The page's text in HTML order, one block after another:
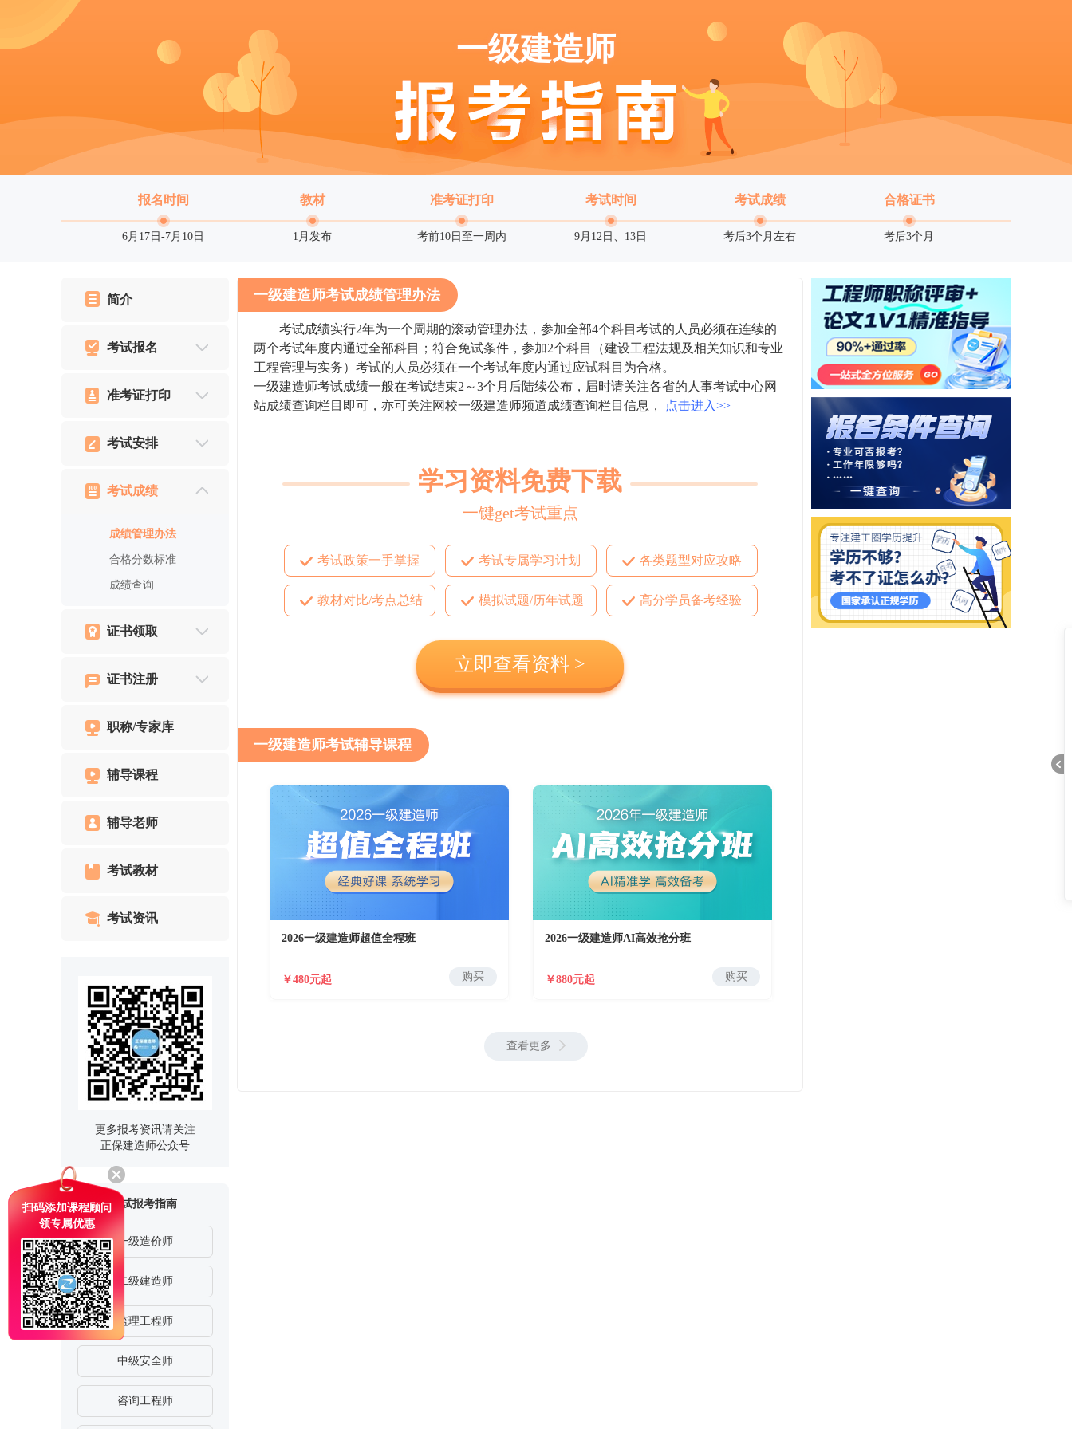
一级建造师
报名时间
6月17日-7月10日
教材
1月发布
准考证打印
考前10日至一周内
考试时间
9月12日、13日
考试成绩
考后3个月左右
合格证书
考后3个月
简介
考试报名
准考证打印
考试安排
考试成绩
成绩管理办法
合格分数标准
成绩查询
证书领取
证书注册
职称/专家库
辅导课程
辅导老师
考试教材
考试资讯
更多报考资讯请关注
正保建造师公众号
其他考试报考指南
一级造价师
二级建造师
监理工程师
中级安全师
咨询工程师
一级建造师考试成绩管理办法
考试成绩实行2年为一个周期的滚动管理办法，参加全部4个科目考试的人员必须在连续的
两个考试年度内通过全部科目；符合免试条件，参加2个科目（建设工程法规及相关知识和专业
工程管理与实务）考试的人员必须在一个考试年度内通过应试科目为合格。
一级建造师考试成绩一般在考试结束2～3个月后陆续公布，届时请关注各省的人事考试中心网
站成绩查询栏目即可，亦可关注网校一级建造师频道成绩查询栏目信息，
点击进入>>
学习资料免费下载
一键get考试重点
考试政策一手掌握 考试专属学习计划 各类题型对应攻略
教材对比/考点总结 模拟试题/历年试题 高分学员备考经验
立即查看资料 >
一级建造师考试辅导课程
2026一级建造师超值全程班
￥480元起 购买
2026一级建造师AI高效抢分班
￥880元起 购买
查看更多
扫码添加课程顾问
领专属优惠